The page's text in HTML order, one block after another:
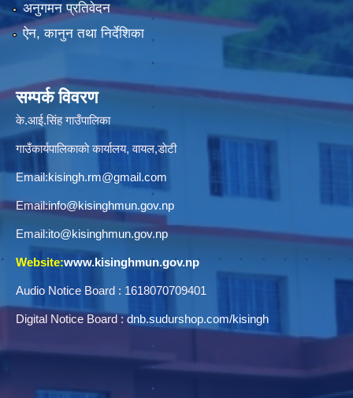
अनुगमन प्रतिवेदन
ऐन, कानुन तथा निर्देशिका
सम्पर्क विवरण
के.आई.सिंह गाउँपालिका
गाउँकार्यपालिकाकाे कार्यालय, वायल,डाेटी
Email:kisingh.rm@gmail.com
Email:info@kisinghmun.gov.np
Email:ito@kisinghmun.gov.np
Website:www.kisinghmun.gov.np
Audio Notice Board : 1618070709401
Digital Notice Board :dnb.sudurshop.com/kisingh